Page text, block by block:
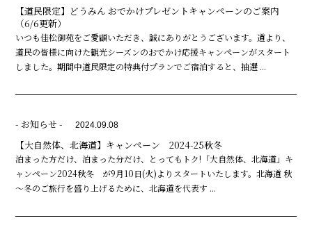
【道民限定】どうみん おでかけプレゼントキャンペーンのご案内
（6/6更新）
いつも佳松御苑をご愛顧いただき、誠にありがとうございます。道より、
道民の皆様に向けた観光シーズンのおでかけ応援キャンペーンがスタート
しました。期間中道民限定の特典付プランでご宿泊すると、抽選 ...
- お知らせ - 2024.09.08
【大自然体、北海道】キャンペーン 2024-25秋冬
泊まった方だけ、泊まった分だけ、とってもトク!「大自然体、北海道」キ
ャンペーン2024秋冬 が9月10日(火)よりスタートいたします。北海道 秋
～冬のご旅行を盛り上げるために、北海道を代表す ...